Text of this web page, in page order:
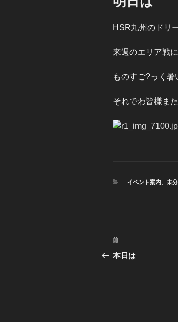
日:
HSR九州のドリ
来週のエリア戦
ものすご?っく暑
それでわ皆様また
カ
イベント案内、 未
投
稿
前
の
前
本日は